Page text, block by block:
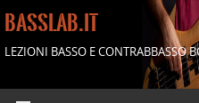
BASSLAB.IT
LEZIONI BASSO E CONTRABBASSO